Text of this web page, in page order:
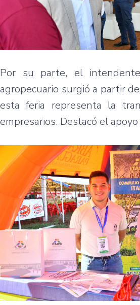
Por su parte, el
agropecuario surgió a partir
esta feria representa la
empresarios. Destacó el